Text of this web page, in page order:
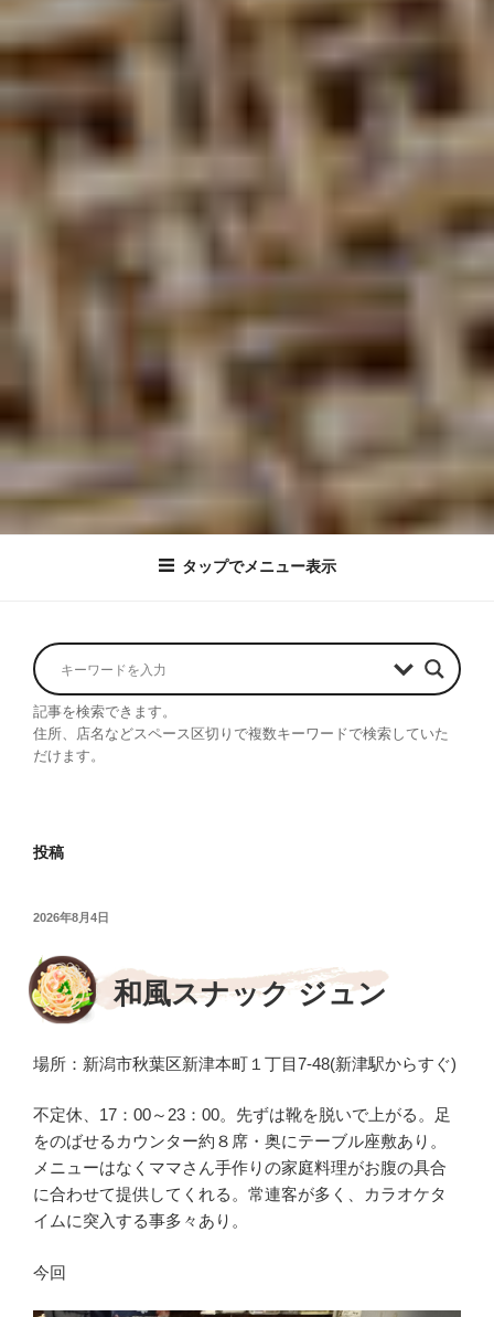
タップでメニュー表示
記事を検索できます。
住所、店名などスペース区切りで複数キーワードで検索していた
だけます。
投稿
投
日:
2026年8月4日
和風スナック ジュン
場所：新潟市秋葉区新津本町１丁目7-48(新津駅からすぐ)
不定休、17：00～23：00。先ずは靴を脱いで上がる。足
をのばせるカウンター約８席・奥にテーブル座敷あり。
メニューはなくママさん手作りの家庭料理がお腹の具合
に合わせて提供してくれる。常連客が多く、カラオケタ
イムに突入する事多々あり。
今回